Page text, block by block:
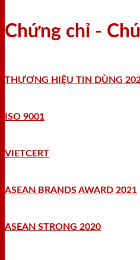
Chứng chỉ -
THƯƠNG HIỆU TIN DÙNG
ISO 9001
VIETCERT
ASEAN BRANDS AWARD 2021
ASEAN STRONG 2020